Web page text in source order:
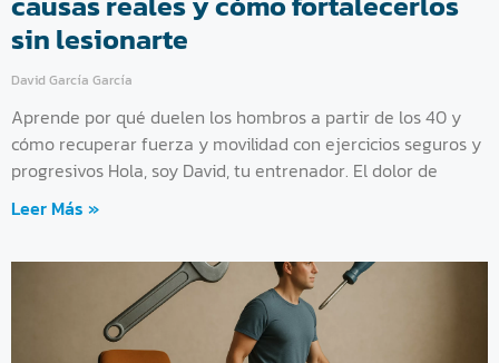
sin lesionarte
David García García
Aprende por qué duelen los hombros a partir de los 40 y
cómo recuperar fuerza y movilidad con ejercicios seguros y
progresivos Hola, soy David, tu entrenador. El dolor de
Leer Más »